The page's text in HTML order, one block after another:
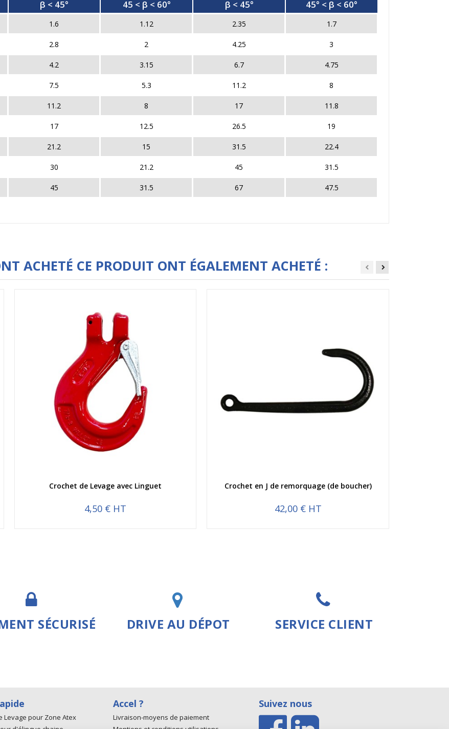
β < 45°
45 < β < 60°
β < 45°
45° < β < 60°
1.6 1.12 2.35 1.7
2.8 2 4.25 3
4.2 3.15 6.7 4.75
7.5 5.3 11.2 8
11.2 8 17 11.8
17 12.5 26.5 19
21.2 15 31.5 22.4
30 21.2 45 31.5
45 31.5 67 47.5
ACHETÉ CE PRODUIT ONT ÉGALEMENT ACHETÉ :
Aperçu rapide
Crochet de Levage avec Linguet
4,50 € HT
Aperçu rapide
Crochet en J de remorquage (de boucher)
42,00 € HT
SÉCURISÉ DRIVE AU DÉPOT SERVICE CLIENT
Levage pour Zone Atex
Accel ?
Livraison-moyens de paiement
Suivez nous